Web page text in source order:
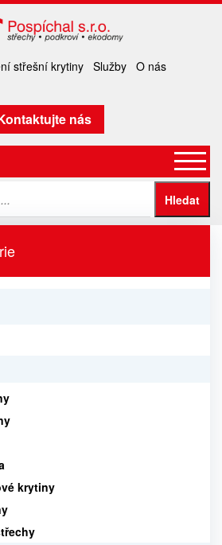
střešní krytiny Služby O nás
nás
krytiny